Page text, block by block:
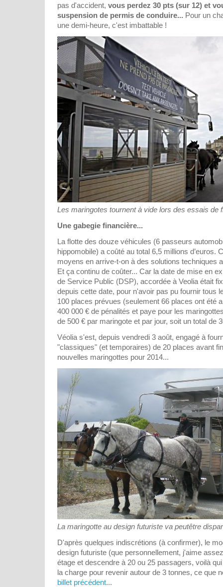
pas d'accident, vous perdez 30 pts (sur 12) et
suspension de permis de conduire... Pour un
une demi-heure, c'est imbattable !
Les maringotes tournent à vide lors des essais de
Une gabegie financière...
La flotte des douze véhicules (6 passeurs
hippomobile) a coûté au total 6,5 millions d’euros.
moyens en arrive-t-on à des solutions techniques
Et ça continu de coûter... Car la date de mise en
de Service Public (DSP), accordée à Veolia était
depuis cette date, pour n'avoir pas pu fournir tous
100 places prévues (seulement 66 places ont été
400 000 € de pénalités et paye pour les
de 500 € par maringote et par jour, soit un total de
Véolia s'est, depuis vendredi 3 août, engagé à
"classiques" (et temporaires) de 20 places avant
nouvelles maringottes pour 2014...
La maringotte au design futuriste va peutêtre
D'après quelques indiscrétions (à confirmer), le
design futuriste (que personnellement, j'aime
étage et descendre à 20 ou 25 passagers, voilà
la charge pour revenir autour de 3 tonnes, ce que
billet précédent...